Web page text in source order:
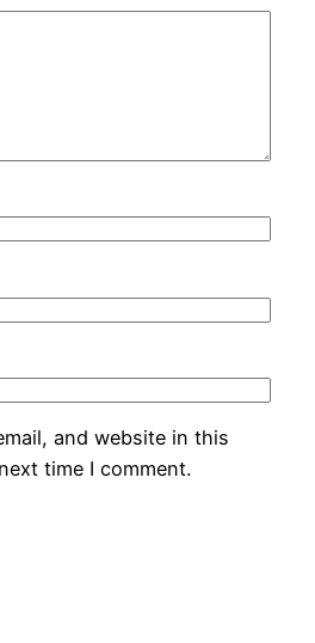
and website in this
time I comment.